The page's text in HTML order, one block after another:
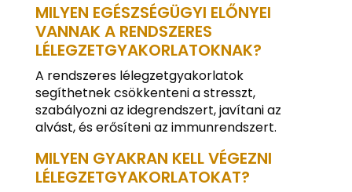
MILYEN EGÉSZSÉGÜGYI ELŐNYEI
VANNAK A RENDSZERES
LÉLEGZETGYAKORLATOKNAK?
A rendszeres lélegzetgyakorlatok
segíthetnek csökkenteni a stresszt,
szabályozni az idegrendszert, javítani az
alvást, és erősíteni az immunrendszert.
MILYEN GYAKRAN KELL VÉGEZNI
LÉLEGZETGYAKORLATOKAT?